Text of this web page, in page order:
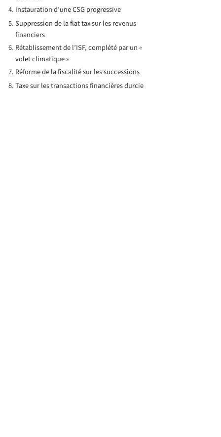
Instauration d’une CSG progressive
Suppression de la flat tax sur les revenus
financiers
Rétablissement de l’ISF, complété par un «
volet climatique »
Réforme de la fiscalité sur les successions
Taxe sur les transactions financières durcie